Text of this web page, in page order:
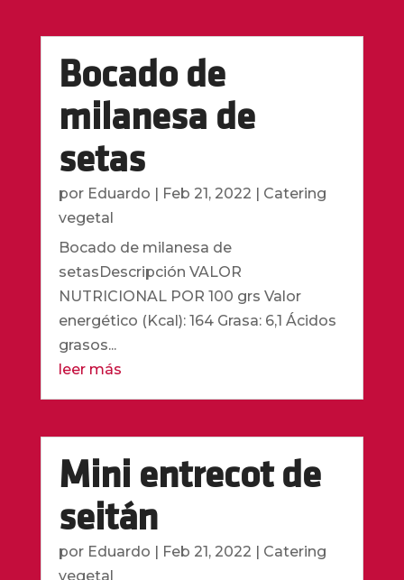
Bocado de
milanesa de
setas
por Eduardo | Feb 21, 2022 | Catering
vegetal
Bocado de milanesa de
setasDescripción VALOR
NUTRICIONAL POR 100 grs Valor
energético (Kcal): 164 Grasa: 6,1 Ácidos
grasos...
leer más
Mini entrecot de
seitán
por Eduardo | Feb 21, 2022 | Catering
vegetal